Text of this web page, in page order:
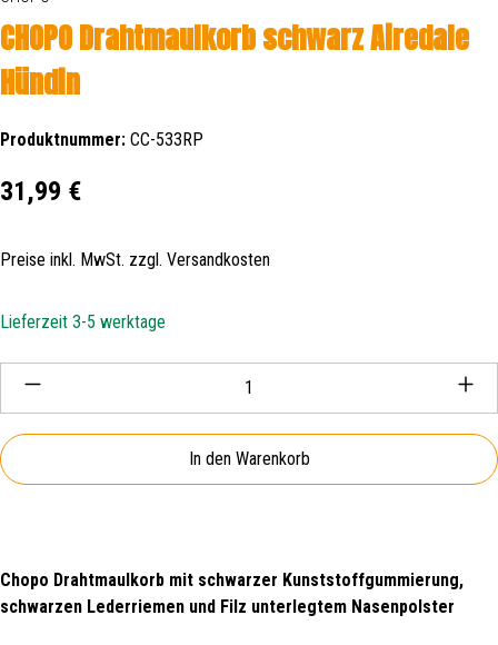
CHOPO Drahtmaulkorb schwarz Airedale
Hündin
Produktnummer: CC-533RP
Regulärer Preis:
31,99 €
Preise inkl. MwSt. zzgl. Versandkosten
Lieferzeit 3-5 werktage
Produkt Anzahl: Gib den gewünschten Wert ein oder
In den Warenkorb
Chopo Drahtmaulkorb mit schwarzer Kunststoffgummierung,
schwarzen Lederriemen und Filz unterlegtem Nasenpolster